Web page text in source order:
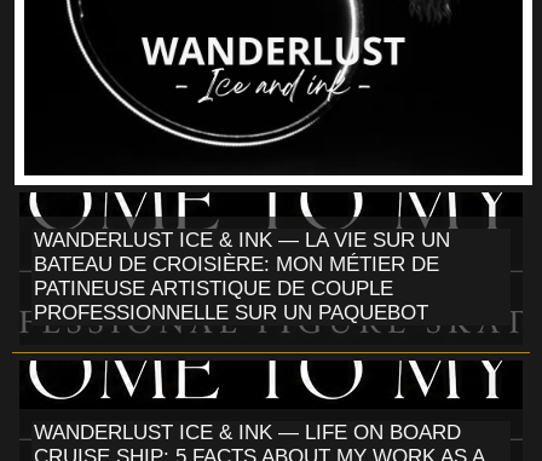
WANDERLUST ICE & INK — LA VIE SUR UN
BATEAU DE CROISIÈRE: MON MÉTIER DE
PATINEUSE ARTISTIQUE DE COUPLE
PROFESSIONNELLE SUR UN PAQUEBOT
WANDERLUST ICE & INK — LIFE ON BOARD
CRUISE SHIP: 5 FACTS ABOUT MY WORK AS A